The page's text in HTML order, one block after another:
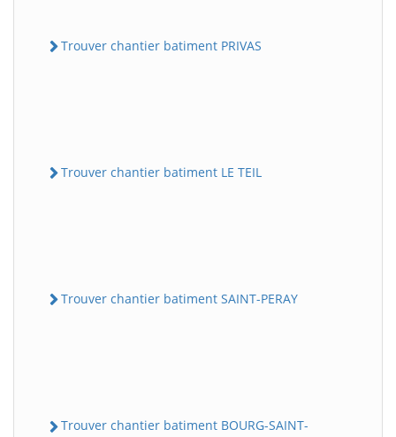
Trouver chantier batiment PRIVAS
Trouver chantier batiment LE TEIL
Trouver chantier batiment SAINT-PERAY
Trouver chantier batiment BOURG-SAINT-